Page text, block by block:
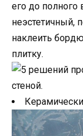
его до
неэстетичный,
наклеить
плитку.